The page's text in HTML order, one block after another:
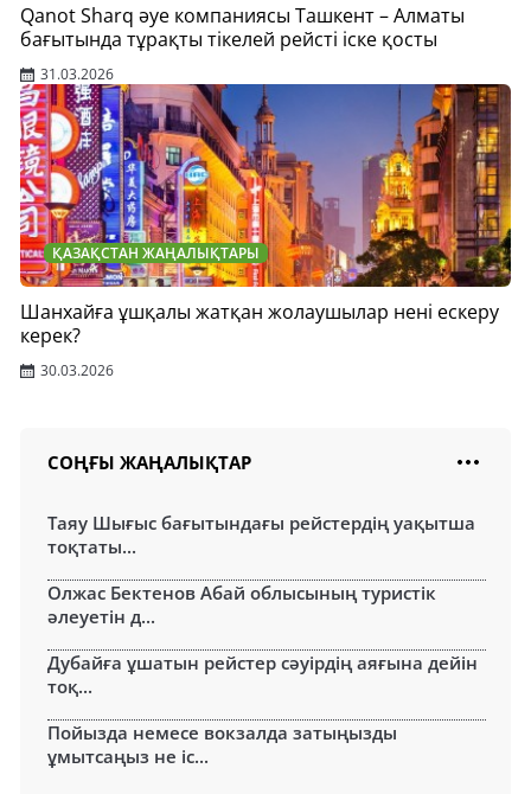
Qanot Sharq әуе компаниясы Ташкент – Алматы
бағытында тұрақты тікелей рейсті іске қосты
31.03.2026
ҚАЗАҚСТАН ЖАҢАЛЫҚТАРЫ
Шанхайға ұшқалы жатқан жолаушылар нені ескеру
керек?
30.03.2026
СОҢҒЫ ЖАҢАЛЫҚТАР
Таяу Шығыс бағытындағы рейстердің уақытша
тоқтаты...
Олжас Бектенов Абай облысының туристік
әлеуетін д...
Дубайға ұшатын рейстер сәуірдің аяғына дейін
тоқ...
Пойызда немесе вокзалда затыңызды
ұмытсаңыз не іс...